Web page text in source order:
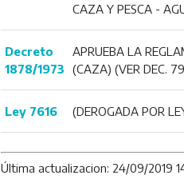
CAZA Y PESCA -
Decreto
1878/1973
APRUEBA LA
(CAZA) (VER DEC.
Ley 7616 (DEROGADA POR
Última actualizacion: 24/09/2019